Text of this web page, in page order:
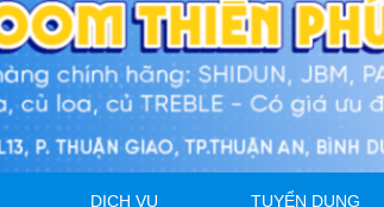
DỊCH VỤ TUYỂN DỤNG